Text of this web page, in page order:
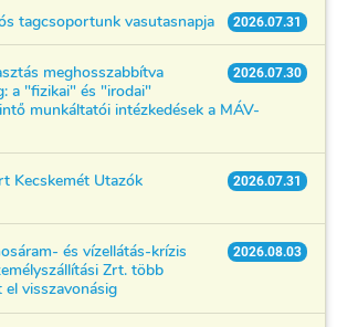
2026.07.31
tagcsoportunk vasutasnapja
2026.07.30
meghosszabbítva
a "fizikai" és "irodai"
munkáltatói intézkedések a MÁV-
2026.07.31
Kecskemét Utazók
2026.08.03
és vízellátás-krízis
Zrt. több
visszavonásig